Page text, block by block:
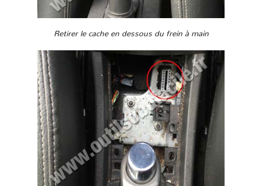
Retirer le cache en dessous du frein à main